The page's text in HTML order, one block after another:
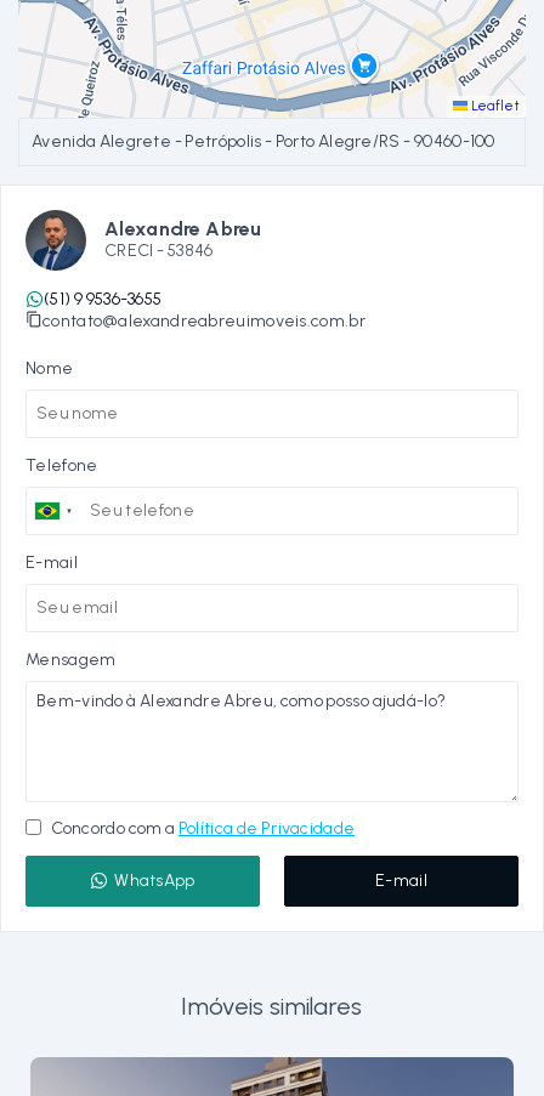
Leaflet
Avenida Alegrete - Petrópolis - Porto Alegre/RS - 90460-100
Alexandre Abreu
CRECI -53846
(51) 9 9536-3655
contato@alexandreabreuimoveis.com.br
Nome
Telefone
E-mail
Mensagem
Concordo com a Política de Privacidade
WhatsApp E-mail
Imóveis similares